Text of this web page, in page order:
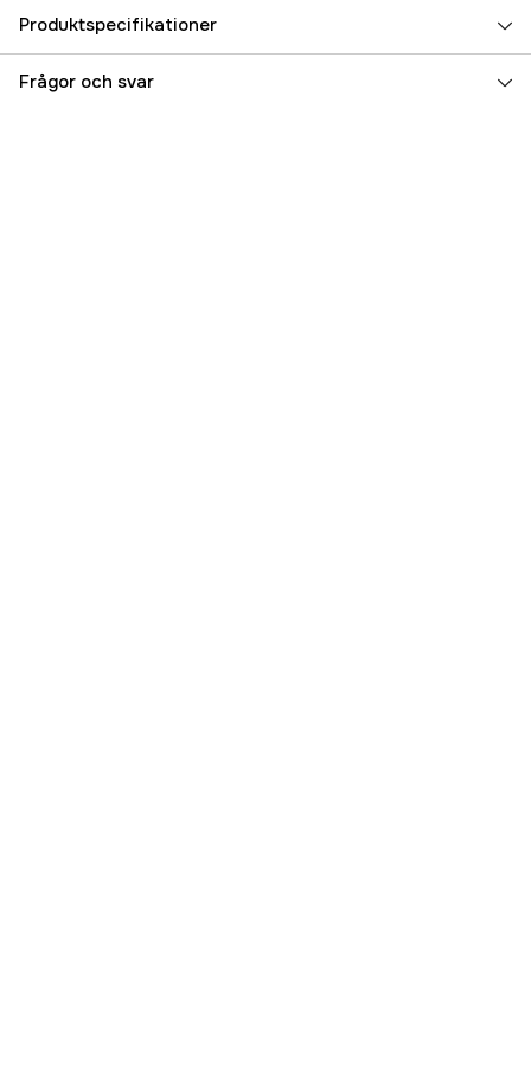
Produktspecifikationer
Referensnummer 3000003230
Frågor och svar